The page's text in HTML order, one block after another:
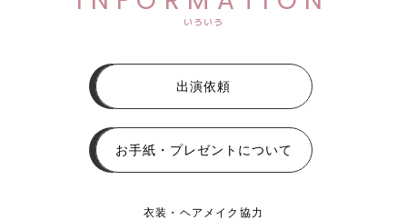
いろいろ
出演依頼
お手紙・プレゼントについて
衣装・ヘアメイク協力